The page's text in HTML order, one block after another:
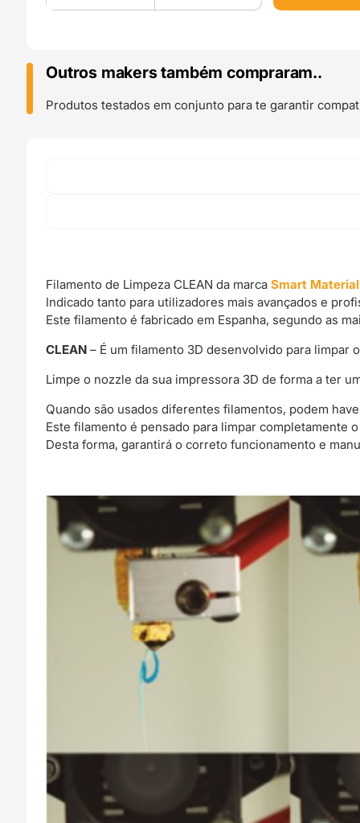
Filamento
CLEAN
5m
(Amostra)
Outros makers também compraram..
Produtos testados em conjunto para te garantir
Filamento de Limpeza CLEAN da marca Smart
Indicado tanto para utilizadores mais avançados e
Este filamento é fabricado em Espanha, segundo as
CLEAN – É um filamento 3D desenvolvido para limpar
Limpe o nozzle da sua impressora 3D de forma a ter
Quando são usados diferentes filamentos, podem
Este filamento é pensado para limpar completamente
Desta forma, garantirá o correto funcionamento e